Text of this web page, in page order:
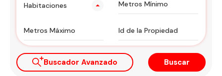
Habitaciones
Buscador Avanzado Buscar